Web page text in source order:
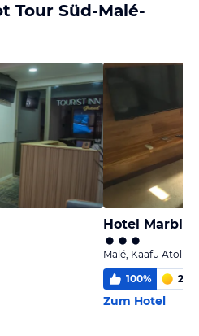
Tour Süd-Malé-
Hotel Marble
Malé, Kaafu Atoll
100% 2,4
Zum Hotel